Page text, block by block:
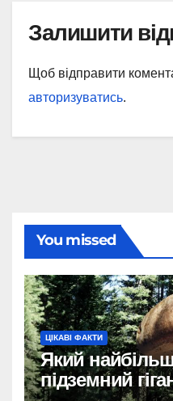
Залишити
Щоб відправити
авторизуватись.
You missed
ЦІКАВІ ФАКТИ
Який
підземний